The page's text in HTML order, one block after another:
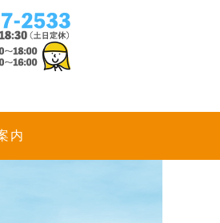
）｜金沢市諸江町
内